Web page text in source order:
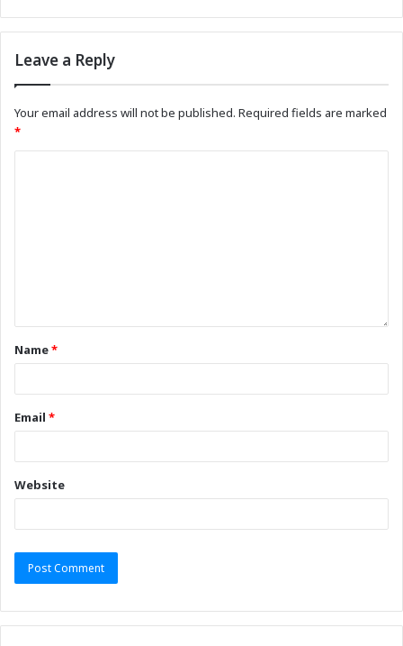
Leave a Reply
Your email address will not be published. Required fields are marked
*
Name*
Email *
Website